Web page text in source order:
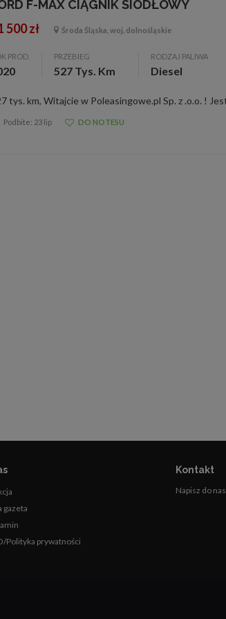
F-MAX CIĄGNIK SIODŁOWY
500 zł Środa Śląska, woj. dolnośląskie
PROD. PRZEBIEG
527 Tys. Km
RODZAJ PALIWA
Diesel
Podbite: 23 lip DO NOTESU
gazeta
Polityka prywatności
Kontakt
Napisz do nas